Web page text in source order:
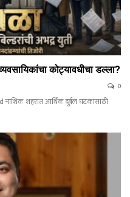
कोट्यावधीचा डल्ला?
0
नाशिक शहरात आर्थिक दुर्बल घटकांसाठी